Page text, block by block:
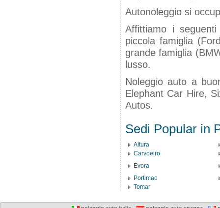
Autonoleggio si
Affittiamo i
piccola famiglia
grande famiglia
lusso.
Noleggio auto a
Elephant Car Hire,
Autos.
Sedi Popular in
Altura
Carvoeiro
Evora
Portimao
Tomar